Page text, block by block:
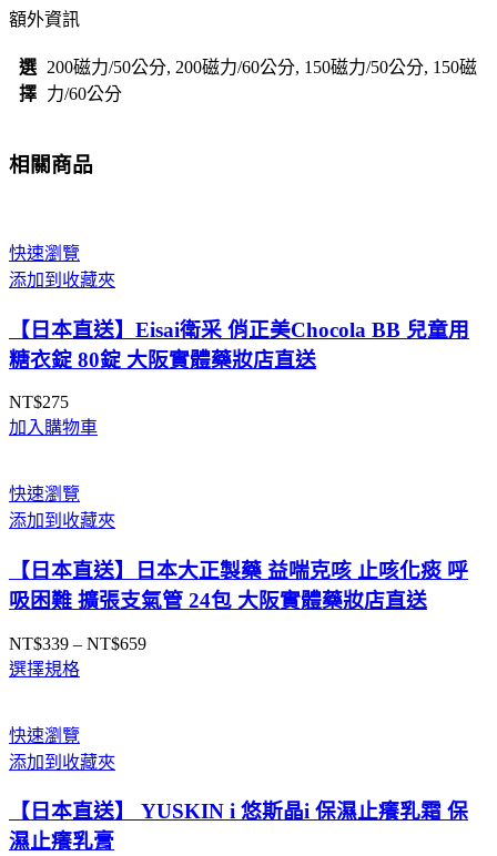
分
有
效
肩
痛
不
大
阪
體
藥
店
直
數
量
額外資訊
選
擇
200磁力/50公分, 200磁力/60公分, 150磁力/50公分, 150磁
力/60公分
相關商品
快速瀏覽
添加到收藏夾
【日本直送】Eisai衛采 俏正美Chocola BB 兒童用
糖衣錠 80錠 大阪實體藥妝店直送
NT$275
加入購物車
快速瀏覽
添加到收藏夾
【日本直送】日本大正製藥 益喘克咳 止咳化痰 呼
吸困難 擴張支氣管 24包 大阪實體藥妝店直送
NT$339 – NT$659價
選擇規格
快速瀏覽
添加到收藏夾
【日本直送】 YUSKIN i 悠斯晶i 保濕止癢乳霜 保
濕止癢乳膏